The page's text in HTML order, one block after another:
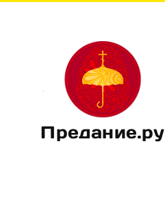
Предание.ру